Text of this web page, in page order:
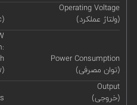
Operating Voltage
(ولتاژ عملکرد)
Power Consumption
(توان مصرفی)
Output
(خروجی)